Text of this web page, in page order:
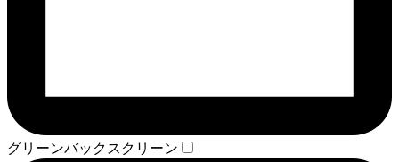
グリーンバックスクリーン